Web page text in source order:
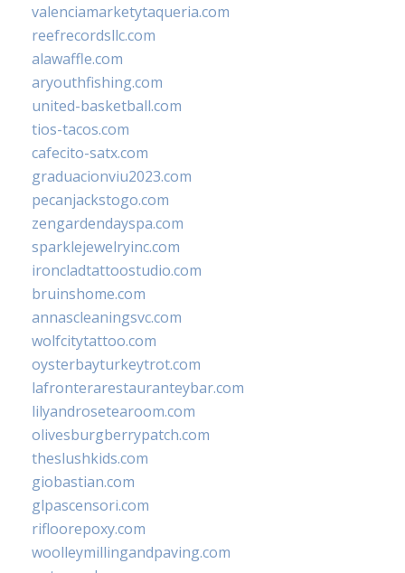
valenciamarketytaqueria.com
reefrecordsllc.com
alawaffle.com
aryouthfishing.com
united-basketball.com
tios-tacos.com
cafecito-satx.com
graduacionviu2023.com
pecanjackstogo.com
zengardendayspa.com
sparklejewelryinc.com
ironcladtattoostudio.com
bruinshome.com
annascleaningsvc.com
wolfcitytattoo.com
oysterbayturkeytrot.com
lafronterarestauranteybar.com
lilyandrosetearoom.com
olivesburgberrypatch.com
theslushkids.com
giobastian.com
glpascensori.com
rifloorepoxy.com
woolleymillingandpaving.com